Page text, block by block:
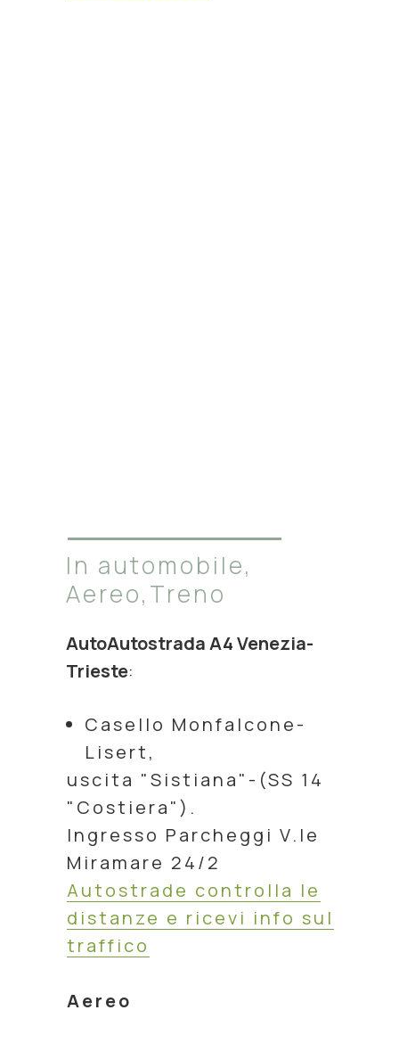
Casello Monfalcone-
Lisert,
uscita "Sistiana"-(SS 14
"Costiera").
Ingresso Parcheggi V.le
Miramare 24/2
Autostrade controlla le
distanze e ricevi info sul
traffico
Aereo
AutoAutostrada A4 Venezia-
Trieste:
In automobile,
Aereo,Treno